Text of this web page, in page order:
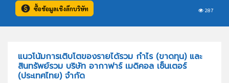
287
ซื้อข้อมูลเชิงลึกบริษัท
แนวโน้มการเติบโตของรายได้รวม กำไร (ขาดทุน) และ
สินทรัพย์รวม บริษัท อากาฟาร์ เมดิคอล เซ็นเตอร์
(ประเทศไทย) จำกัด